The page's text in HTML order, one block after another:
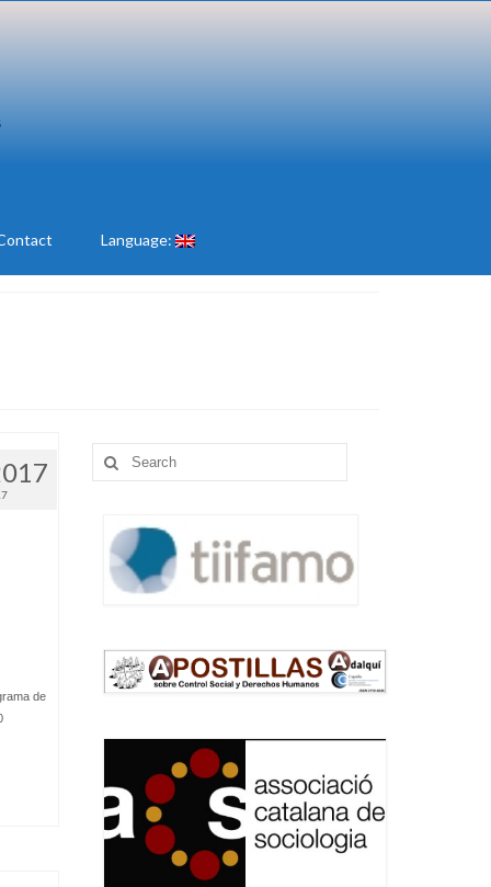
Language:
de
Search
for: